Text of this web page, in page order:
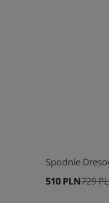
Spodnie
729
510 PLN